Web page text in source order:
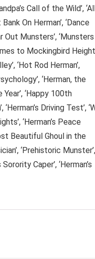
Call of the Wild’,
On Herman’, ‘Dance
Out Munsters’, ‘Munsters
to Mockingbird
‘Hot Rod Herman’,
‘Herman, the
‘Happy 100th
Driving Test’,
‘Herman’s Peace
Beautiful Ghoul in the
‘Prehistoric Munster’,
Caper’, ‘Herman’s